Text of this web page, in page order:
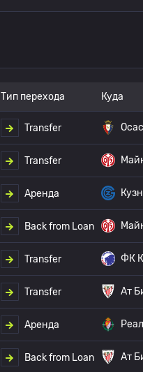
Тип перехода Куда
Transfer
Transfer
Аренда
Back from Loan
Transfer ФК
Transfer Ат
Аренда
Back from Loan Ат